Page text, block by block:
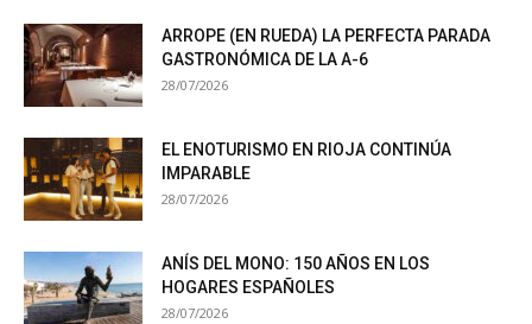
ARROPE (EN RUEDA) LA PERFECTA PARADA
GASTRONÓMICA DE LA A-6
28/07/2026
EL ENOTURISMO EN RIOJA CONTINÚA
IMPARABLE
28/07/2026
ANÍS DEL MONO: 150 AÑOS EN LOS
HOGARES ESPAÑOLES
28/07/2026